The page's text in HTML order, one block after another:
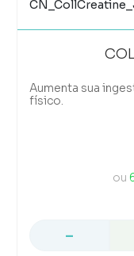
Aumenta sua
físico.
ou
-